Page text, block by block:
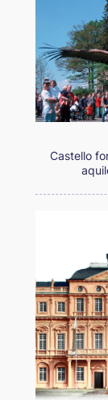
Castello